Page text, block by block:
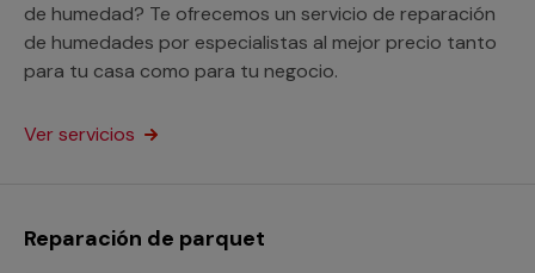
de humedad? Te ofrecemos un servicio de reparación
de humedades por especialistas al mejor precio tanto
para tu casa como para tu negocio.
Ver servicios
Reparación de parquet